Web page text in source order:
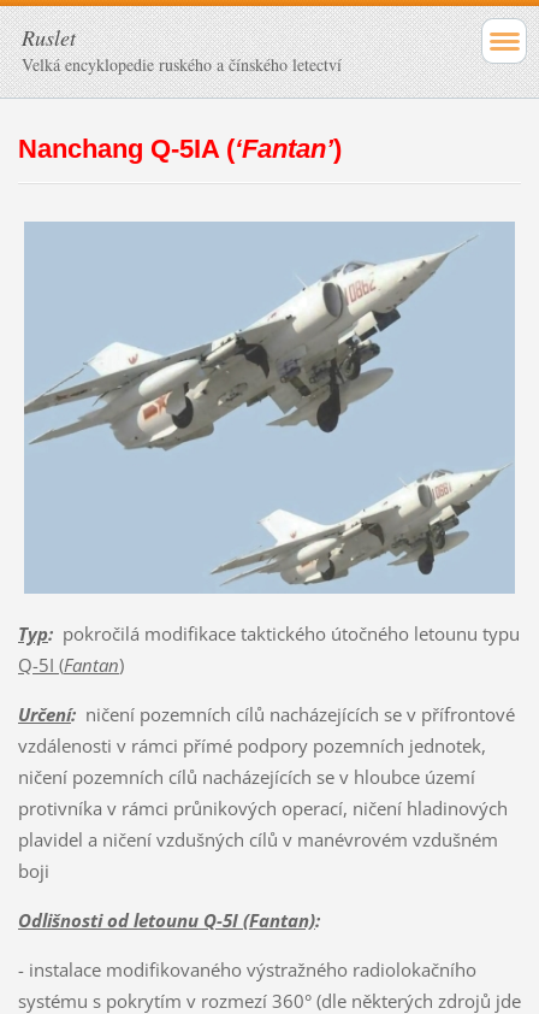
Ruslet
Velká encyklopedie ruského a čínského letectví
Nanchang Q-5IA (‘Fantan’)
Typ:pokročilá modifikace taktického útočného letounu typu
Q-5I (Fantan)
Určení:ničení pozemních cílů nacházejících se v přífrontové
vzdálenosti v rámci přímé podpory pozemních jednotek,
ničení pozemních cílů nacházejících se v hloubce území
protivníka v rámci průnikových operací, ničení hladinových
plavidel a ničení vzdušných cílů v manévrovém vzdušném
boji
Odlišnosti od letounu Q-5I (Fantan):
- instalace modifikovaného výstražného radiolokačního
systému s pokrytím v rozmezí 360° (dle některých zdrojů jde